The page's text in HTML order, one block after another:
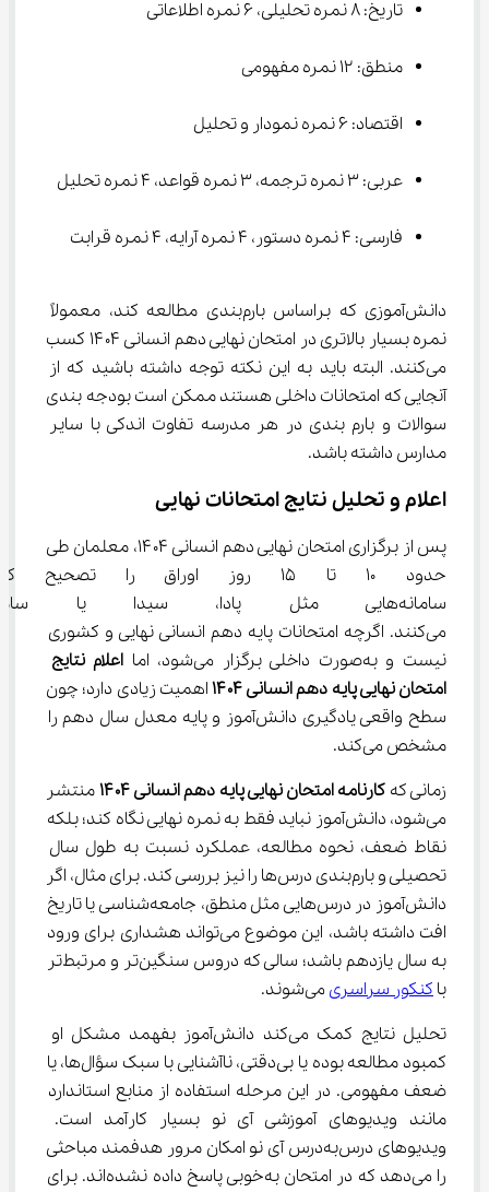
تاریخ: ۸ نمره تحلیلی، ۶ نمره اطلاعاتی
منطق: ۱۲ نمره مفهومی
اقتصاد: ۶ نمره نمودار و تحلیل
عربی: ۳ نمره ترجمه، ۳ نمره قواعد، ۴ نمره تحلیل
فارسی: ۴ نمره دستور، ۴ نمره آرایه، ۴ نمره قرابت
دانش‌آموزی که براساس بارم‌بندی مطالعه کند، معمولاً
نمره بسیار بالاتری در امتحان نهایی دهم انسانی ۱۴۰۴ کسب
می‌کنند. البته باید به این نکته توجه داشته باشید که از
آنجایی که امتحانات داخلی هستند ممکن است بودجه بندی
سوالات و بارم بندی در هر مدرسه تفاوت اندکی با سایر
مدارس داشته باشد.
اعلام و تحلیل نتایج امتحانات نهایی
پس از برگزاری امتحان نهایی دهم انسانی ۱۴۰۴، معلمان طی
حدود ۱۰ تا ۱۵ روز اوراق را
سامانه‌هایی مثل پادا، سیدا یا
می‌کنند. اگرچه امتحانات پایه دهم انسانی نهایی و کشوری
نیست و به‌صورت داخلی برگزار می‌شود، اما
اعلام نتایج
امتحان نهایی پایه دهم انسانی ۱۴۰۴ اهمیت زیادی دارد؛ چون
سطح واقعی یادگیری دانش‌آموز و پایه معدل سال دهم را
مشخص می‌کند.
زمانی که کارنامه امتحان نهایی پایه دهم انسانی ۱۴۰۴ منتشر
می‌شود، دانش‌آموز نباید فقط به نمره نهایی نگاه کند؛ بلکه
نقاط ضعف، نحوه مطالعه، عملکرد نسبت به طول سال
تحصیلی و بارم‌بندی درس‌ها را نیز بررسی کند. برای مثال، اگر
دانش‌آموز در درس‌هایی مثل منطق، جامعه‌شناسی یا تاریخ
افت داشته باشد، این موضوع می‌تواند هشداری برای ورود
به سال یازدهم باشد؛ سالی که دروس سنگین‌تر و مرتبط‌تر
با کنکور سراسری می‌شوند.
تحلیل نتایج کمک می‌کند دانش‌آموز بفهمد مشکل او
کمبود مطالعه بوده یا بی‌دقتی، ناآشنایی با سبک سؤال‌ها، یا
ضعف مفهومی. در این مرحله استفاده از منابع استاندارد
مانند ویدیوهای آموزشی آی نو بسیار کارآمد است.
ویدیوهای درس‌به‌درس آی نو امکان مرور هدفمند مباحثی
را می‌دهد که در امتحان به‌خوبی پاسخ داده نشده‌اند. برای